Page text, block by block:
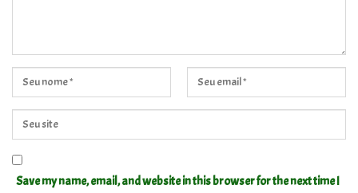
Save my name, email, and website in this browser for the next time I